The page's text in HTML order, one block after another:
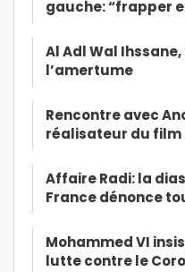
gauche: “frapper
Al Adl Wal
l’amertume
Rencontre avec
réalisateur du
Affaire Radi: la
France dénonce
Mohammed VI
lutte contre le